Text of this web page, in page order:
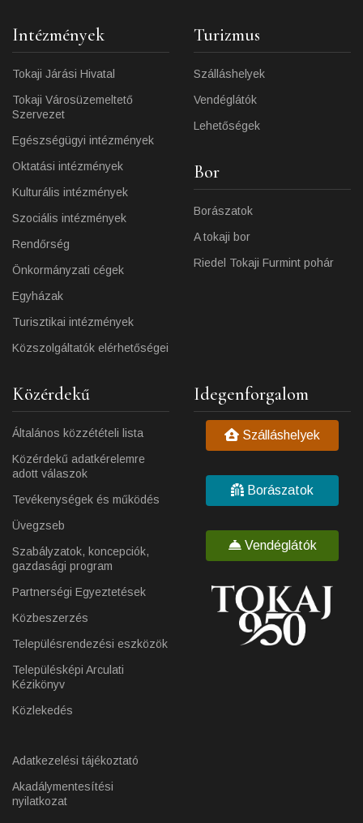
Intézmények
Tokaji Járási Hivatal
Tokaji Városüzemeltető
Szervezet
Egészségügyi intézmények
Oktatási intézmények
Kulturális intézmények
Szociális intézmények
Rendőrség
Önkormányzati cégek
Egyházak
Turisztikai intézmények
Közszolgáltatók elérhetőségei
Turizmus
Szálláshelyek
Vendéglátók
Lehetőségek
Bor
Borászatok
A tokaji bor
Riedel Tokaji Furmint pohár
Közérdekű
Általános közzétételi lista
Közérdekű adatkérelemre
adott válaszok
Tevékenységek és működés
Üvegzseb
Szabályzatok, koncepciók,
gazdasági program
Partnerségi Egyeztetések
Közbeszerzés
Településrendezési eszközök
Településképi Arculati
Kézikönyv
Közlekedés
Adatkezelési tájékoztató
Akadálymentesítési
nyilatkozat
Idegenforgalom
Szálláshelyek
Borászatok
Vendéglátók